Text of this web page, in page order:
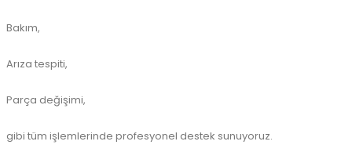
Bakım,
Arıza tespiti,
Parça değişimi,
gibi tüm işlemlerinde profesyonel destek sunuyoruz.